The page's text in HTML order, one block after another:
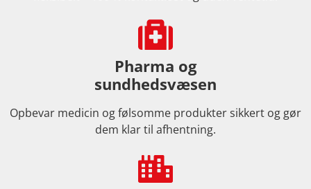
Pharma og
sundhedsvæsen
Opbevar medicin og følsomme produkter sikkert og gør
dem klar til afhentning.